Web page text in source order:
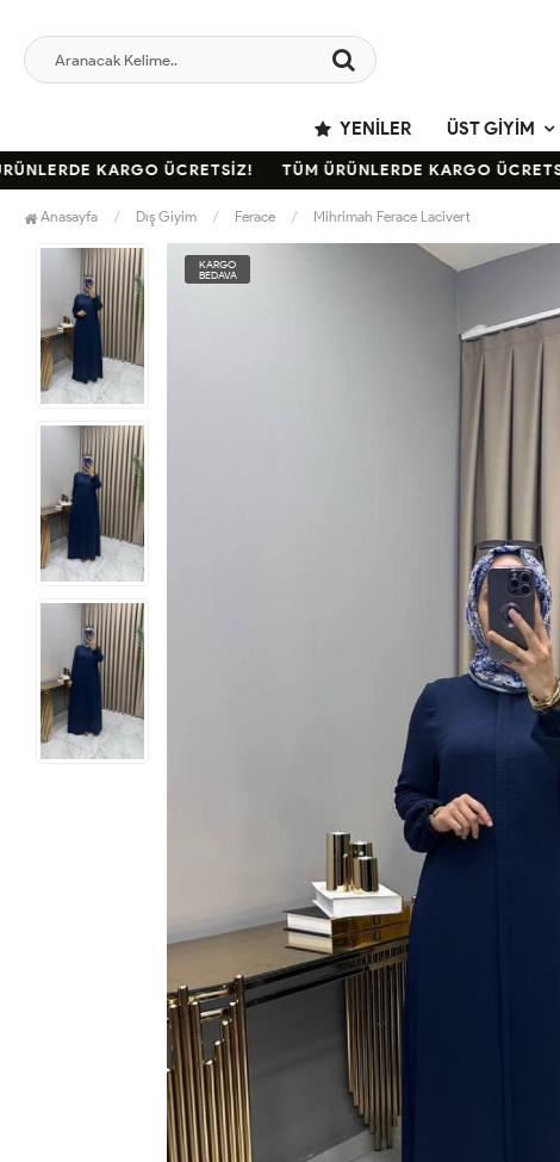
YENILER ÜST GIYIM
KARGO ÜCRETSİZ! TÜM ÜRÜNLERDE KARGO ÜCRETSİZ!
Anasayfa Dış Giyim Ferace Mihrimah Ferace Lacivert
KARGO
BEDAVA